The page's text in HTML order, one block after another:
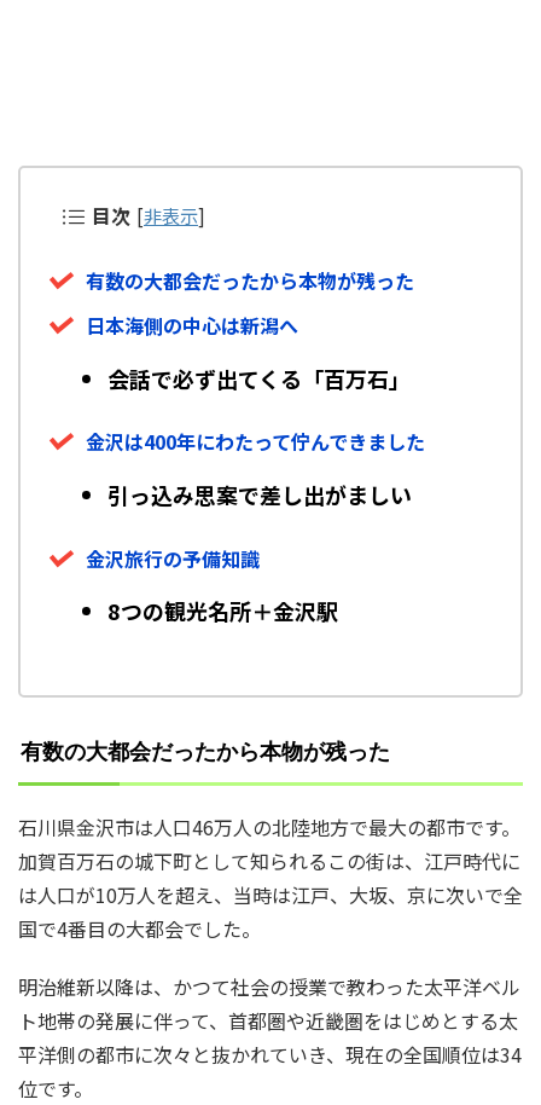
目次 [非表示]
有数の大都会だったから本物が残った
日本海側の中心は新潟へ
会話で必ず出てくる「百万石」
金沢は400年にわたって佇んできました
引っ込み思案で差し出がましい
金沢旅行の予備知識
8つの観光名所＋金沢駅
有数の大都会だったから本物が残った
石川県金沢市は人口46万人の北陸地方で最大の都市です。
加賀百万石の城下町として知られるこの街は、江戸時代に
は人口が10万人を超え、当時は江戸、大坂、京に次いで全
国で4番目の大都会でした。
明治維新以降は、かつて社会の授業で教わった太平洋ベル
ト地帯の発展に伴って、首都圏や近畿圏をはじめとする太
平洋側の都市に次々と抜かれていき、現在の全国順位は34
位です。